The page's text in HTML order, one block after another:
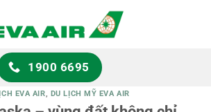
1900 6695
EVA AIR, DU LỊCH MỸ EVA AIR